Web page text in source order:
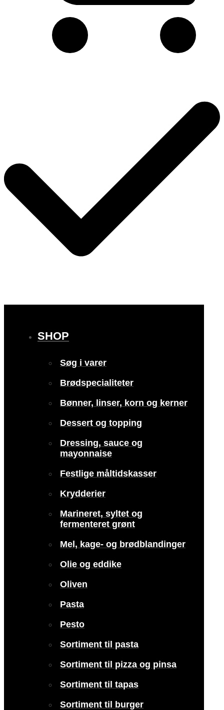
SHOP
Søg i varer
Brødspecialiteter
Bønner, linser, korn og kerner
Dessert og topping
Dressing, sauce og
mayonnaise
Festlige måltidskasser
Krydderier
Marineret, syltet og
fermenteret grønt
Mel, kage- og brødblandinger
Olie og eddike
Oliven
Pasta
Pesto
Sortiment til pasta
Sortiment til pizza og pinsa
Sortiment til tapas
Sortiment til burger